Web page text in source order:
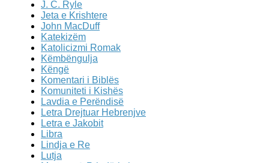
J. C. Ryle
Jeta e Krishtere
John MacDuff
Katekizëm
Katolicizmi Romak
Këmbëngulja
Këngë
Komentari i Biblës
Komuniteti i Kishës
Lavdia e Perëndisë
Letra Drejtuar Hebrenjve
Letra e Jakobit
Libra
Lindja e Re
Lutja